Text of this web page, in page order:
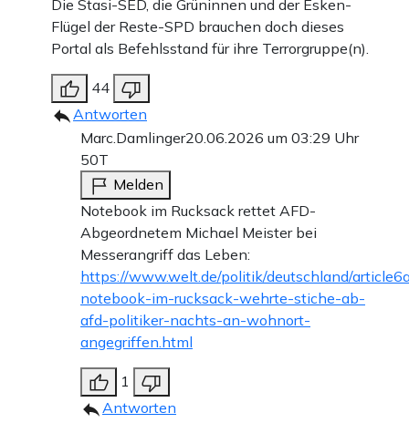
Die Stasi-SED, die Grüninnen und der Esken-
Flügel der Reste-SPD brauchen doch dieses
Portal als Befehlsstand für ihre Terrorgruppe(n).
44
Antworten
Marc.Damlinger20.06.2026 um 03:29 Uhr
50T
Melden
Notebook im Rucksack rettet AFD-
Abgeordnetem Michael Meister bei
Messerangriff das Leben:
https://www.welt.de/politik/deutschland/
notebook-im-rucksack-wehrte-stiche-ab-
afd-politiker-nachts-an-wohnort-
angegriffen.html
1
Antworten